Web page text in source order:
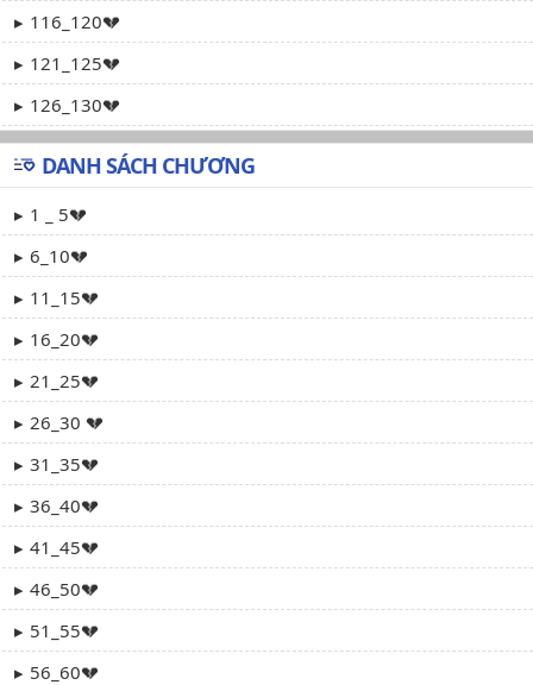
116_120💔
121_125💔
126_130💔
DANH SÁCH CHƯƠNG
1 _ 5💔
6_10💔
11_15💔
16_20💔
21_25💔
26_30 💔
31_35💔
36_40💔
41_45💔
46_50💔
51_55💔
56_60💔